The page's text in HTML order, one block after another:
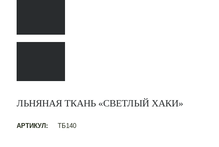
ЛЬНЯНАЯ ТКАНЬ «СВЕТЛЫЙ ХАКИ»
АРТИКУЛ: ТБ140